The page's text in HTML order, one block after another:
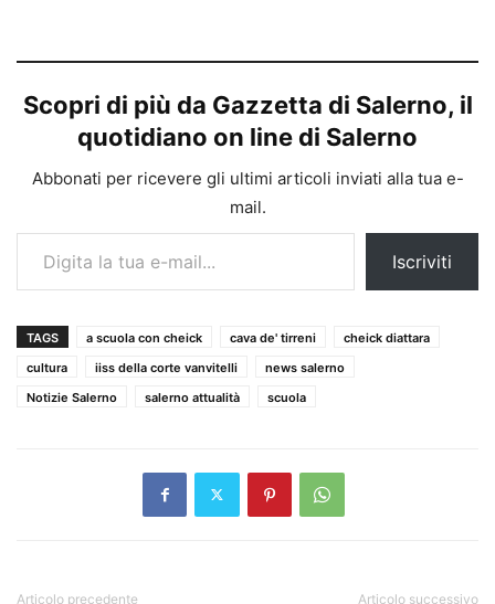
Scopri di più da Gazzetta di Salerno, il
quotidiano on line di Salerno
Abbonati per ricevere gli ultimi articoli inviati alla tua e-
mail.
Digita la tua e-mail...
Iscriviti
TAGS a scuola con cheick cava de' tirreni
cheick diattara
cultura
iiss della corte vanvitelli
news salerno
Notizie Salerno
salerno attualità scuola
Articolo precedente Articolo successivo